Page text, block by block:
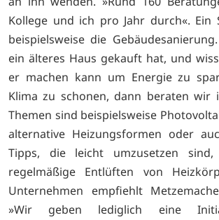
Kollege und ich pro Jahr durch«. Ein
beispielsweise die
ein älteres Haus gekauft hat, und
er machen kann um Energie zu
Klima zu schonen, dann beraten wir
Themen sind beispielsweise
alternative Heizungsformen oder
Tipps, die leicht umzusetzen
regelmäßige Entlüften von
Unternehmen empfiehlt
»Wir geben lediglich eine